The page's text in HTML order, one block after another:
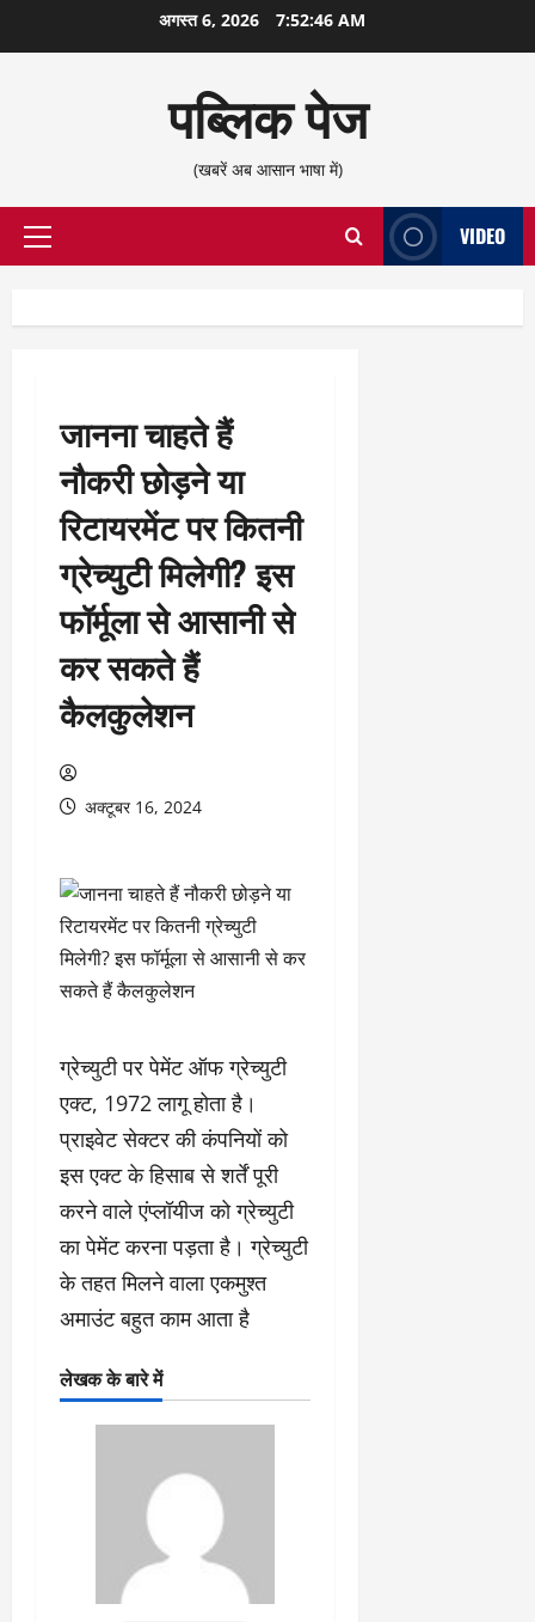
सामग्री
अगस्त 6, 2026 7:52:47 AM
पब्लिक पेज
(खबरें अब आसान भाषा में)
प्राथमिक
VIDEO
जानना चाहते हैं
नौकरी छोड़ने या
रिटायरमेंट पर कितनी
ग्रेच्युटी मिलेगी? इस
फॉर्मूला से आसानी से
कर सकते हैं
कैलकुलेशन
अक्टूबर 16, 2024
ग्रेच्युटी पर पेमेंट ऑफ ग्रेच्युटी
एक्ट, 1972 लागू होता है।
प्राइवेट सेक्टर की कंपनियों को
इस एक्ट के हिसाब से शर्तें पूरी
करने वाले एंप्लॉयीज को ग्रेच्युटी
का पेमेंट करना पड़ता है। ग्रेच्युटी
के तहत मिलने वाला एकमुश्त
अमाउंट बहुत काम आता है
लेखक के बारे में